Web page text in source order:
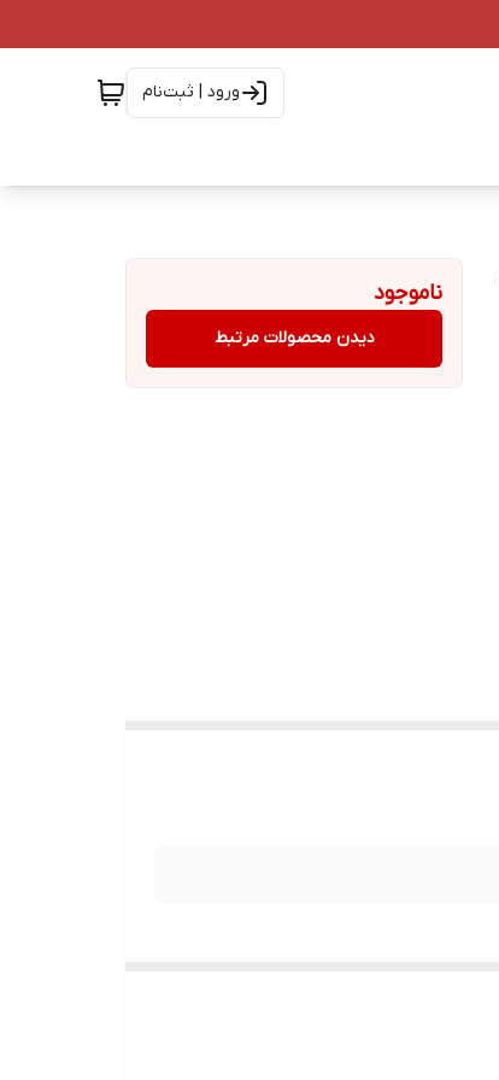
ورود | ثبت‌نام
ناموجود
دیدن محصولات مرتبط